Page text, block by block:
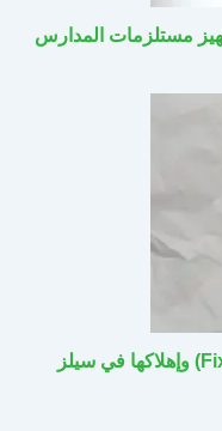
مستلزمات المدارس
كيف تدير الأصول الثابتة (Fixed Assets) وإهلاكها في سيلز